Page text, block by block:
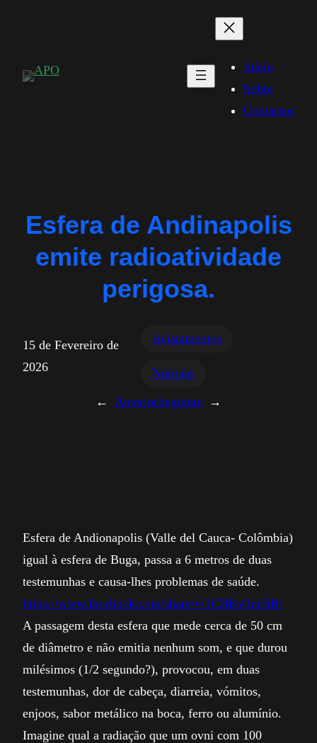
conteúdo
Início
Sobre
Contactos
Esfera de Andinapolis
emite radioatividade
perigosa.
15 de Fevereiro de
2026
Avistamentos
Noticias
←
AnteriorSeguinte →
Esfera de Andionapolis (Valle del Cauca- Colômbia)
igual à esfera de Buga, passa a 6 metros de duas
testemunhas e causa-lhes problemas de saúde.
https://www.facebook.com/share/v/1CHKy9m5jB/
A passagem desta esfera que mede cerca de 50 cm
de diâmetro e não emitia nenhum som, e que durou
milésimos (1/2 segundo?), provocou, em duas
testemunhas, dor de cabeça, diarreia, vómitos,
enjoos, sabor metálico na boca, ferro ou alumínio.
Imagine qual a radiação que um ovni com 100